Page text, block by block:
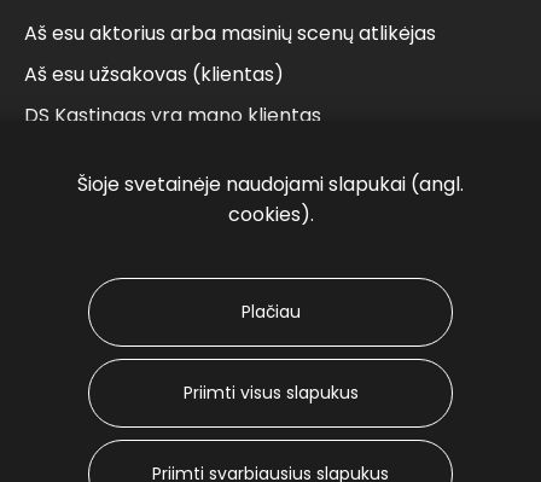
Aš esu aktorius arba masinių scenų atlikėjas
Aš esu užsakovas (klientas)
DS Kastingas yra mano klientas
Aš Facebook paskyros sekėjas arba Jūs man
info@dscasting.lt
+370 609 95 917
A. Juozapavičiaus g. 11-314, 09311 Vilnius
Slapukai
Šioje svetainėje naudojami slapukai (angl.
cookies).
Plačiau
Priimti visus slapukus
Priimti svarbiausius slapukus